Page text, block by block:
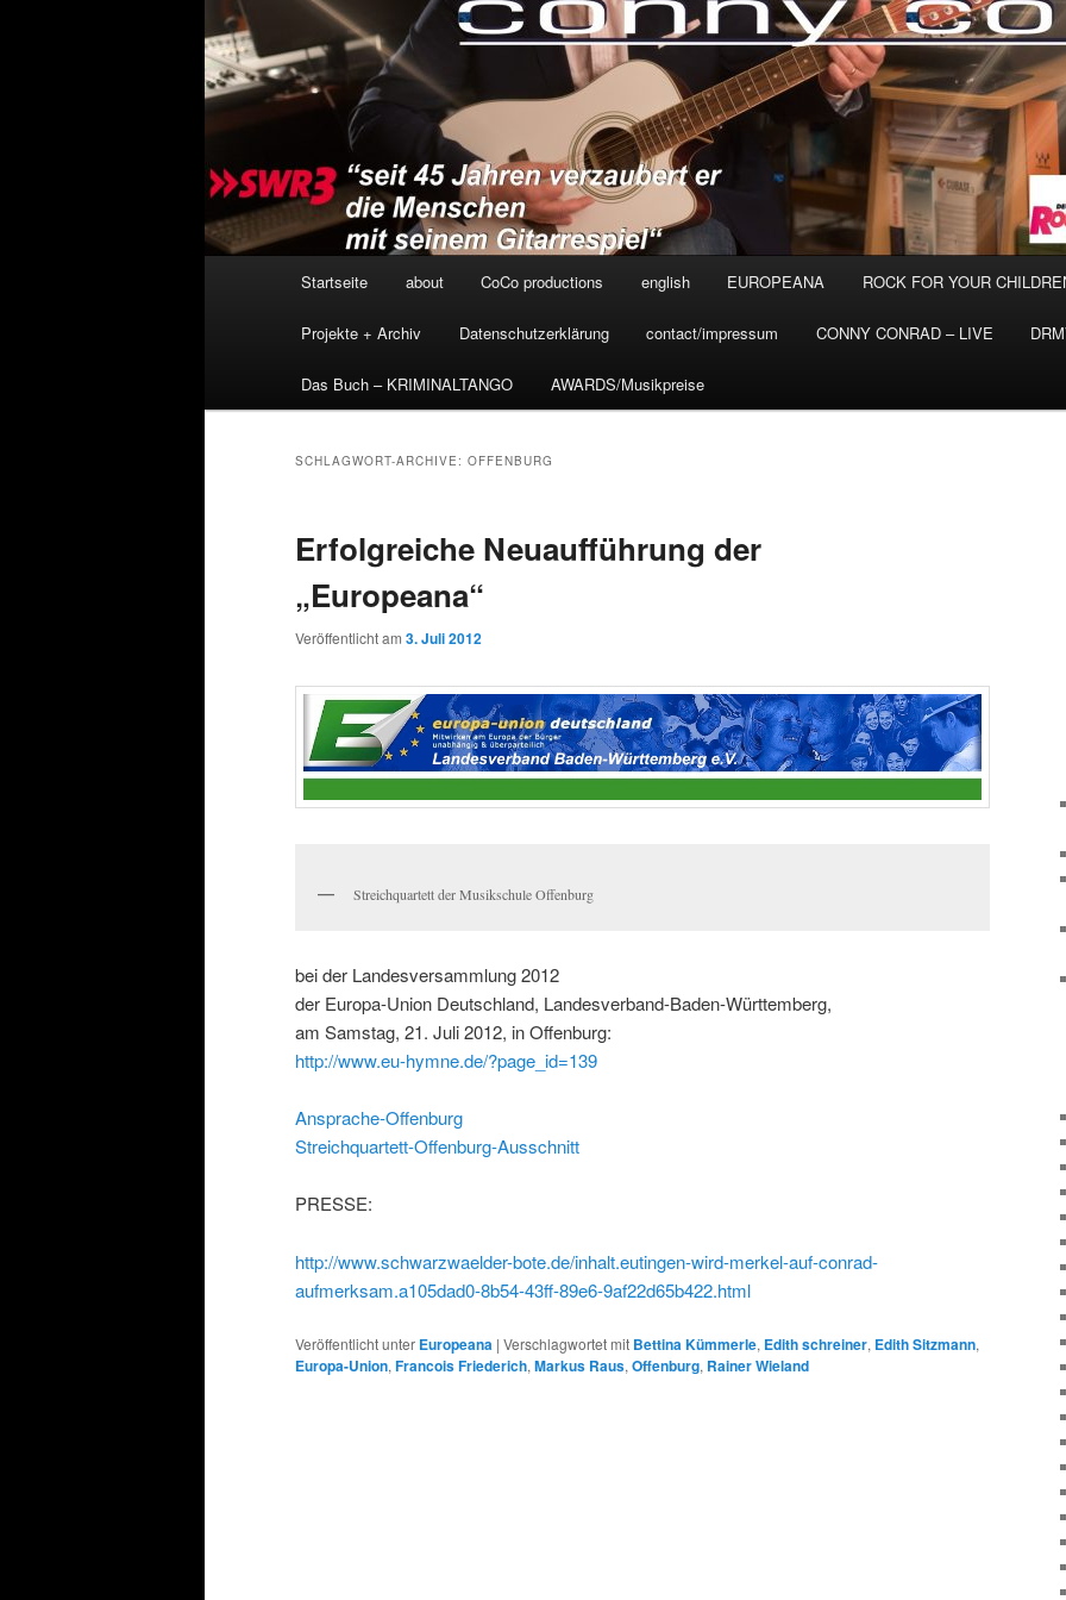
Startseite about CoCo productions english EUROPEANA ROCK FOR YOUR
Projekte + Archiv Datenschutzerklärung contact/impressum CONNY CONRAD – LIVE
Das Buch – KRIMINALTANGO AWARDS/Musikpreise
SCHLAGWORT-ARCHIVE: OFFENBURG
Erfolgreiche Neuaufführung der
„Europeana“
Veröffentlicht am 3. Juli 2012
Streichquartett der Musikschule Offenburg
bei der Landesversammlung 2012
der Europa-Union Deutschland, Landesverband-Baden-Württemberg,
am Samstag, 21. Juli 2012, in Offenburg:
http://www.eu-hymne.de/?page_id=139
Ansprache-Offenburg
Streichquartett-Offenburg-Ausschnitt
PRESSE:
http://www.schwarzwaelder-bote.de/inhalt.eutingen-wird-merkel-auf-conrad-
aufmerksam.a105dad0-8b54-43ff-89e6-9af22d65b422.html
Veröffentlicht unter Europeana | Verschlagwortet mit Bettina Kümmerle, Edith schreiner, Edith Sitzmann,
Europa-Union, Francois Friederich, Markus Raus, Offenburg, Rainer Wieland